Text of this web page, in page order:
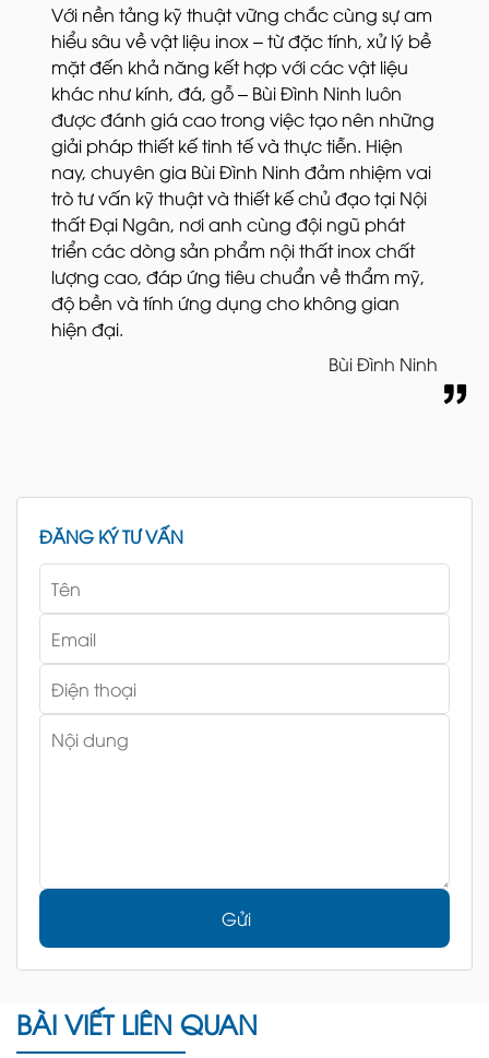
Với nền tảng kỹ thuật vững chắc cùng sự am
hiểu sâu về vật liệu inox – từ đặc tính, xử lý bề
mặt đến khả năng kết hợp với các vật liệu
khác như kính, đá, gỗ – Bùi Đình Ninh luôn
được đánh giá cao trong việc tạo nên những
giải pháp thiết kế tinh tế và thực tiễn. Hiện
nay, chuyên gia Bùi Đình Ninh đảm nhiệm vai
trò tư vấn kỹ thuật và thiết kế chủ đạo tại Nội
thất Đại Ngân, nơi anh cùng đội ngũ phát
triển các dòng sản phẩm nội thất inox chất
lượng cao, đáp ứng tiêu chuẩn về thẩm mỹ,
độ bền và tính ứng dụng cho không gian
hiện đại.
Bùi Đình Ninh
ĐĂNG KÝ TƯ VẤN
Gửi
BÀI VIẾT LIÊN QUAN